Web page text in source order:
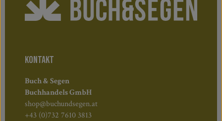
KONTAKT
Buch & Segen
Buchhandels GmbH
shop@buchundsegen.at
+43 (0)732 7610 3813